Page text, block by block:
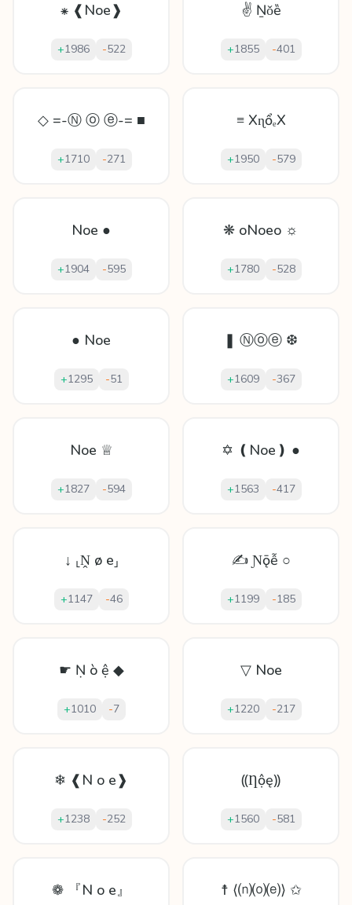
⁕ ❰Noe❱
+1986 -522
✌ Ṉǒȅ
+1855 -401
◇ =-Ⓝ ⓞ ⓔ-= ■
+1710 -271
≡ XɳổₑX
+1950 -579
Noe ●
+1904 -595
❋ oNoeo ☼
+1780 -528
● Noe
+1295 -51
❚ Ⓝⓞⓔ ❆
+1609 -367
Noe ♕
+1827 -594
✡ ❪Noe❫ ●
+1563 -417
↓ ⸤Ṋ ø e⸥
+1147 -46
✍ Ɲǭễ ○
+1199 -185
☛ Ṇ ò ệ ◆
+1010 -7
▽ Noe
+1220 -217
❄ ❰N o e❱
+1238 -252
⸨Ƞộę⸩
+1560 -581
❁ 『N o e』 ☨ ⟨⒩⒪⒠⟩ ✩